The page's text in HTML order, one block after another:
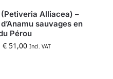
Alliacea) –
sauvages en
Pérou
€ 51,00 Incl. VAT